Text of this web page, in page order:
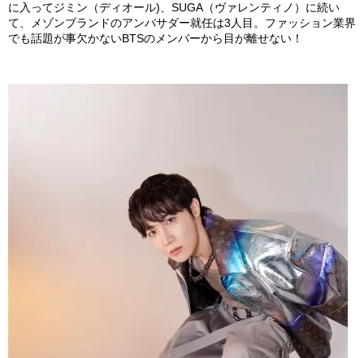
に入ってジミン（ディオール)、SUGA（ヴァレンティノ）に続い
て、メゾンブランドのアンバサダー就任は3人目。ファッション業界
でも話題が事欠かないBTSのメンバーから目が離せない！